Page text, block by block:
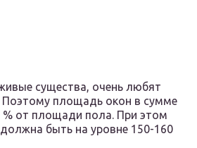
существа, очень любят
Поэтому площадь окон в сумме
от площади пола. При этом
быть на уровне 150-160